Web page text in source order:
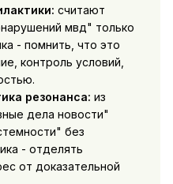
считают
мвд" только
- помнить, что это
контроль условий,
резонанса: из
дела новости"
без
- отделять
от доказательной